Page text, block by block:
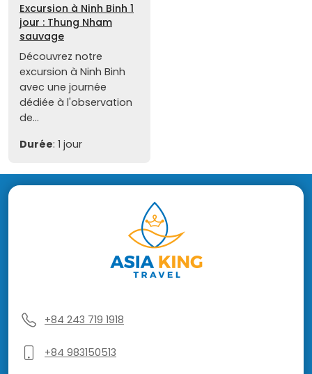
Excursion à Ninh Binh 1
jour : Thung Nham
sauvage
Découvrez notre
excursion à Ninh Binh
avec une journée
dédiée à l'observation
de...
Durée: 1 jour
+84 243 719 1918
+84 983150513